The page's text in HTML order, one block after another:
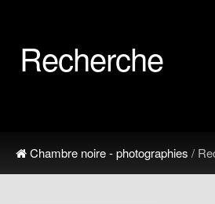
Recherche
Chambre noire - photographies /